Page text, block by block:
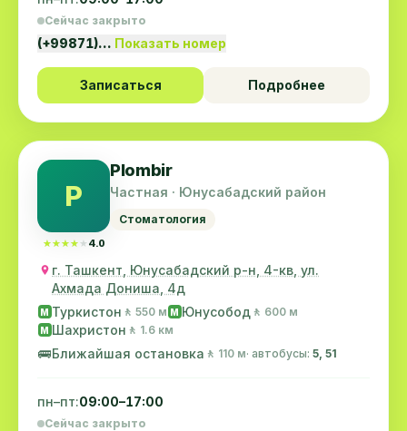
Сейчас закрыто
(+99871)… Показать номер
Записаться Подробнее
P
★★★★★
★★★★★ 4.0
Plombir
Частная · Юнусабадский район
Стоматология
г. Ташкент, Юнусабадский р-н, 4-кв, ул.
Ахмада Дониша, 4д
M Туркистон 🚶 550 м M Юнусобод 🚶 600 м
M Шахристон 🚶 1.6 км
🚌Ближайшая остановка 🚶 110 м· автобусы: 5, 51
пн–пт:09:00–17:00
Сейчас закрыто